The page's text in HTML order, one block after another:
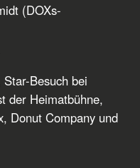
(DOXs-
Besuch bei
der Heimatbühne,
Donut Company und